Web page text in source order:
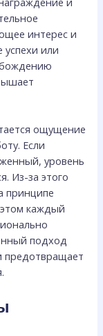
интерес и
или
ощущение
Если
уровень
Из-за этого
принципе
этом каждый
подход
предотвращает